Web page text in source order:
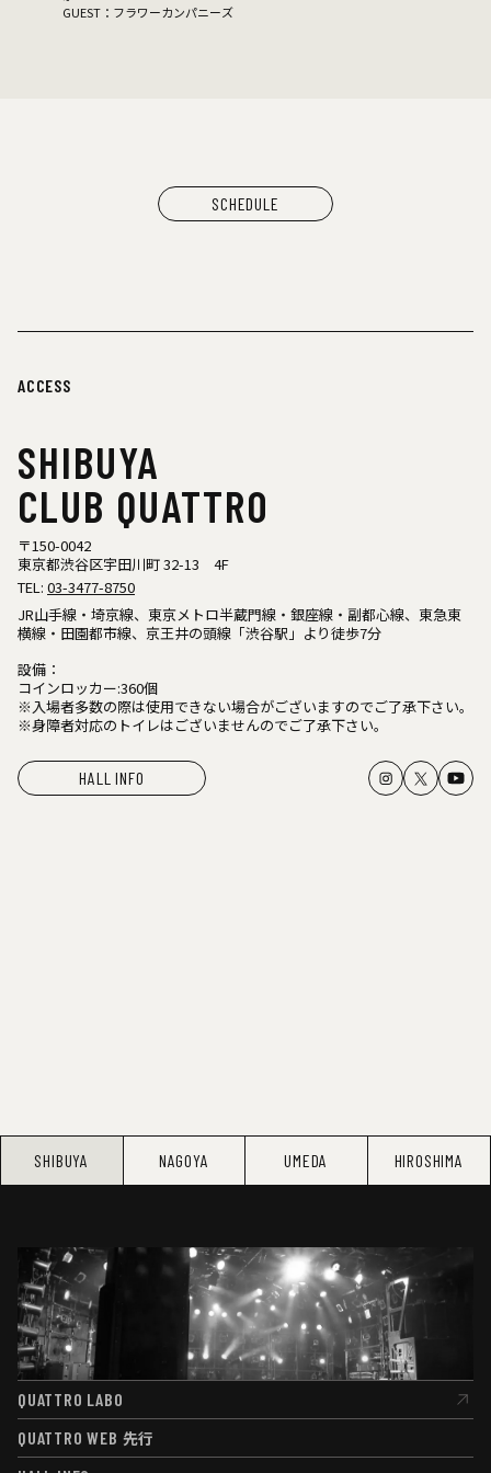
GUEST：フラワーカンパニーズ
SCHEDULE
ACCESS
SHIBUYA
CLUB QUATTRO
〒150-0042
東京都渋谷区宇田川町 32-13 4F
TEL: 03-3477-8750
JR山手線・埼京線、東京メトロ半蔵門線・銀座線・副都心線、東急東
横線・田園都市線、京王井の頭線「渋谷駅」より徒歩7分
設備：
コインロッカー:360個
※入場者多数の際は使用できない場合がございますのでご了承下さい。
※身障者対応のトイレはございませんのでご了承下さい。
HALL INFO
SHIBUYA NAGOYA UMEDA HIROSHIMA
QUATTRO LABO
QUATTRO LABO
QUATTRO WEB 先行
QUATTRO WEB先行